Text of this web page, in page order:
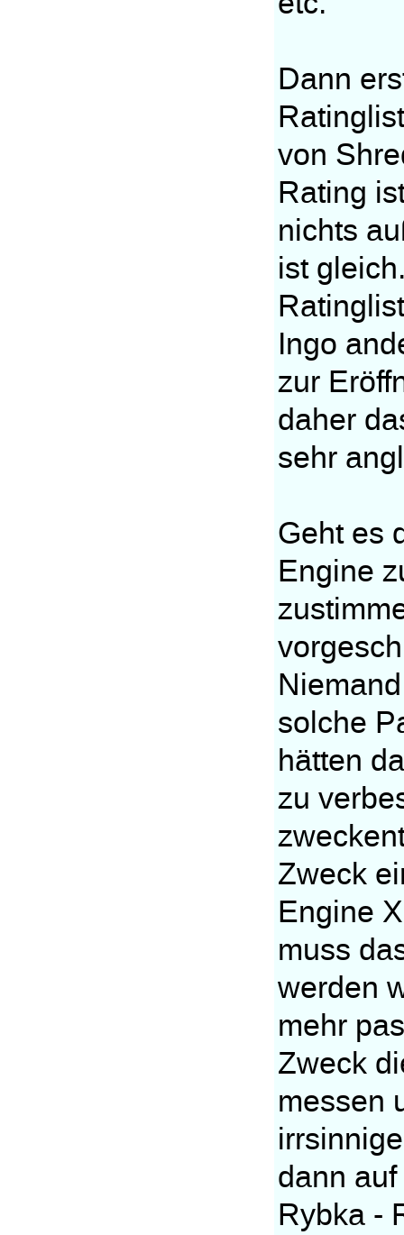
Dann
von
Rating
nichts
ist
Ingo
zur
daher
sehr
Geht es
Engine
solche
hätten
zu
Zweck
Engine
muss
werden
mehr
Zweck
messen
dann
Rybka -